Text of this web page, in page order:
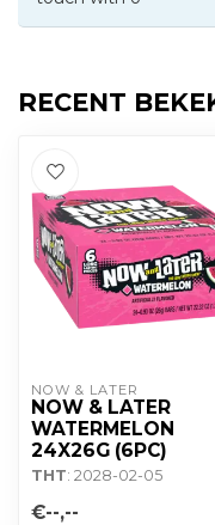
RECENT
NOW & LATER
NOW & LATER
WATERMELON
24X26G (6PC)
THT: 2028-02-05
€--,--